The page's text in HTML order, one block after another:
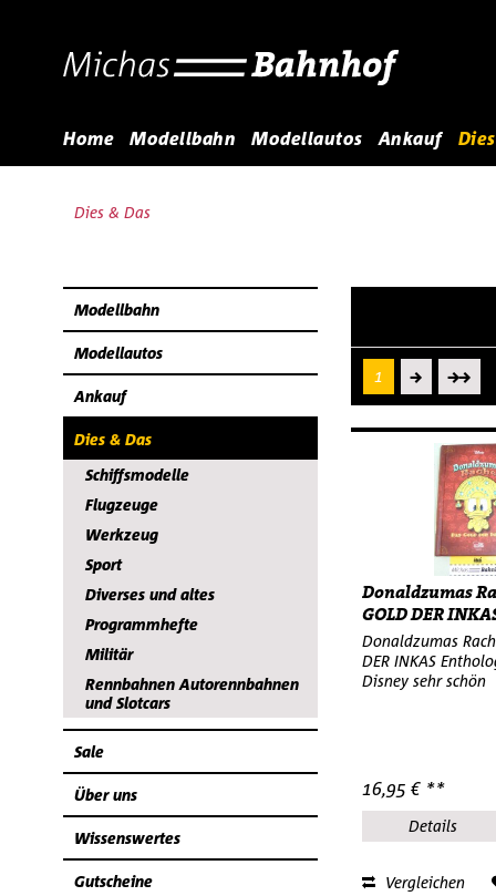
Home Modellbahn Modellautos Ankauf
Dies & Das
Modellbahn
Modellautos
Ankauf
Dies & Das
Schiffsmodelle
Flugzeuge
Werkzeug
Sport
Diverses und altes
Programmhefte
Militär
Rennbahnen Autorennbahnen
und Slotcars
Sale
Über uns
Wissenswertes
Gutscheine
1
Donaldzumas
GOLD DER
Donaldzumas
DER INKAS
Disney sehr schön
16,95 € **
Details
Vergleichen